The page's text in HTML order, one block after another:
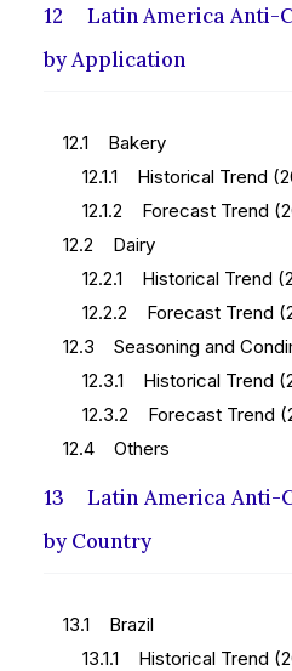
12 Latin America Anti-
by Application
12.1 Bakery
12.1.1 Historical Trend
12.1.2 Forecast Trend
12.2 Dairy
12.2.1 Historical Trend
12.2.2 Forecast Trend
12.3 Seasoning and
12.3.1 Historical Trend
12.3.2 Forecast Trend
12.4 Others
13 Latin America Anti-
by Country
13.1 Brazil
13.1.1 Historical Trend